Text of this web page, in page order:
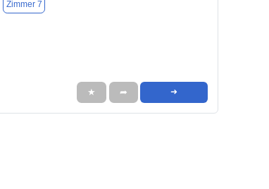
Zimmer 7
★ ➦ ➜